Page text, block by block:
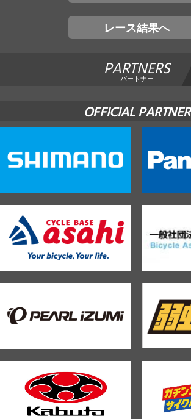
レース結果へ
PARTNERS
パートナー
OFFICIAL PARTNER